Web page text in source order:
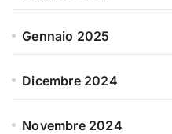
Gennaio 2025
Dicembre 2024
Novembre 2024